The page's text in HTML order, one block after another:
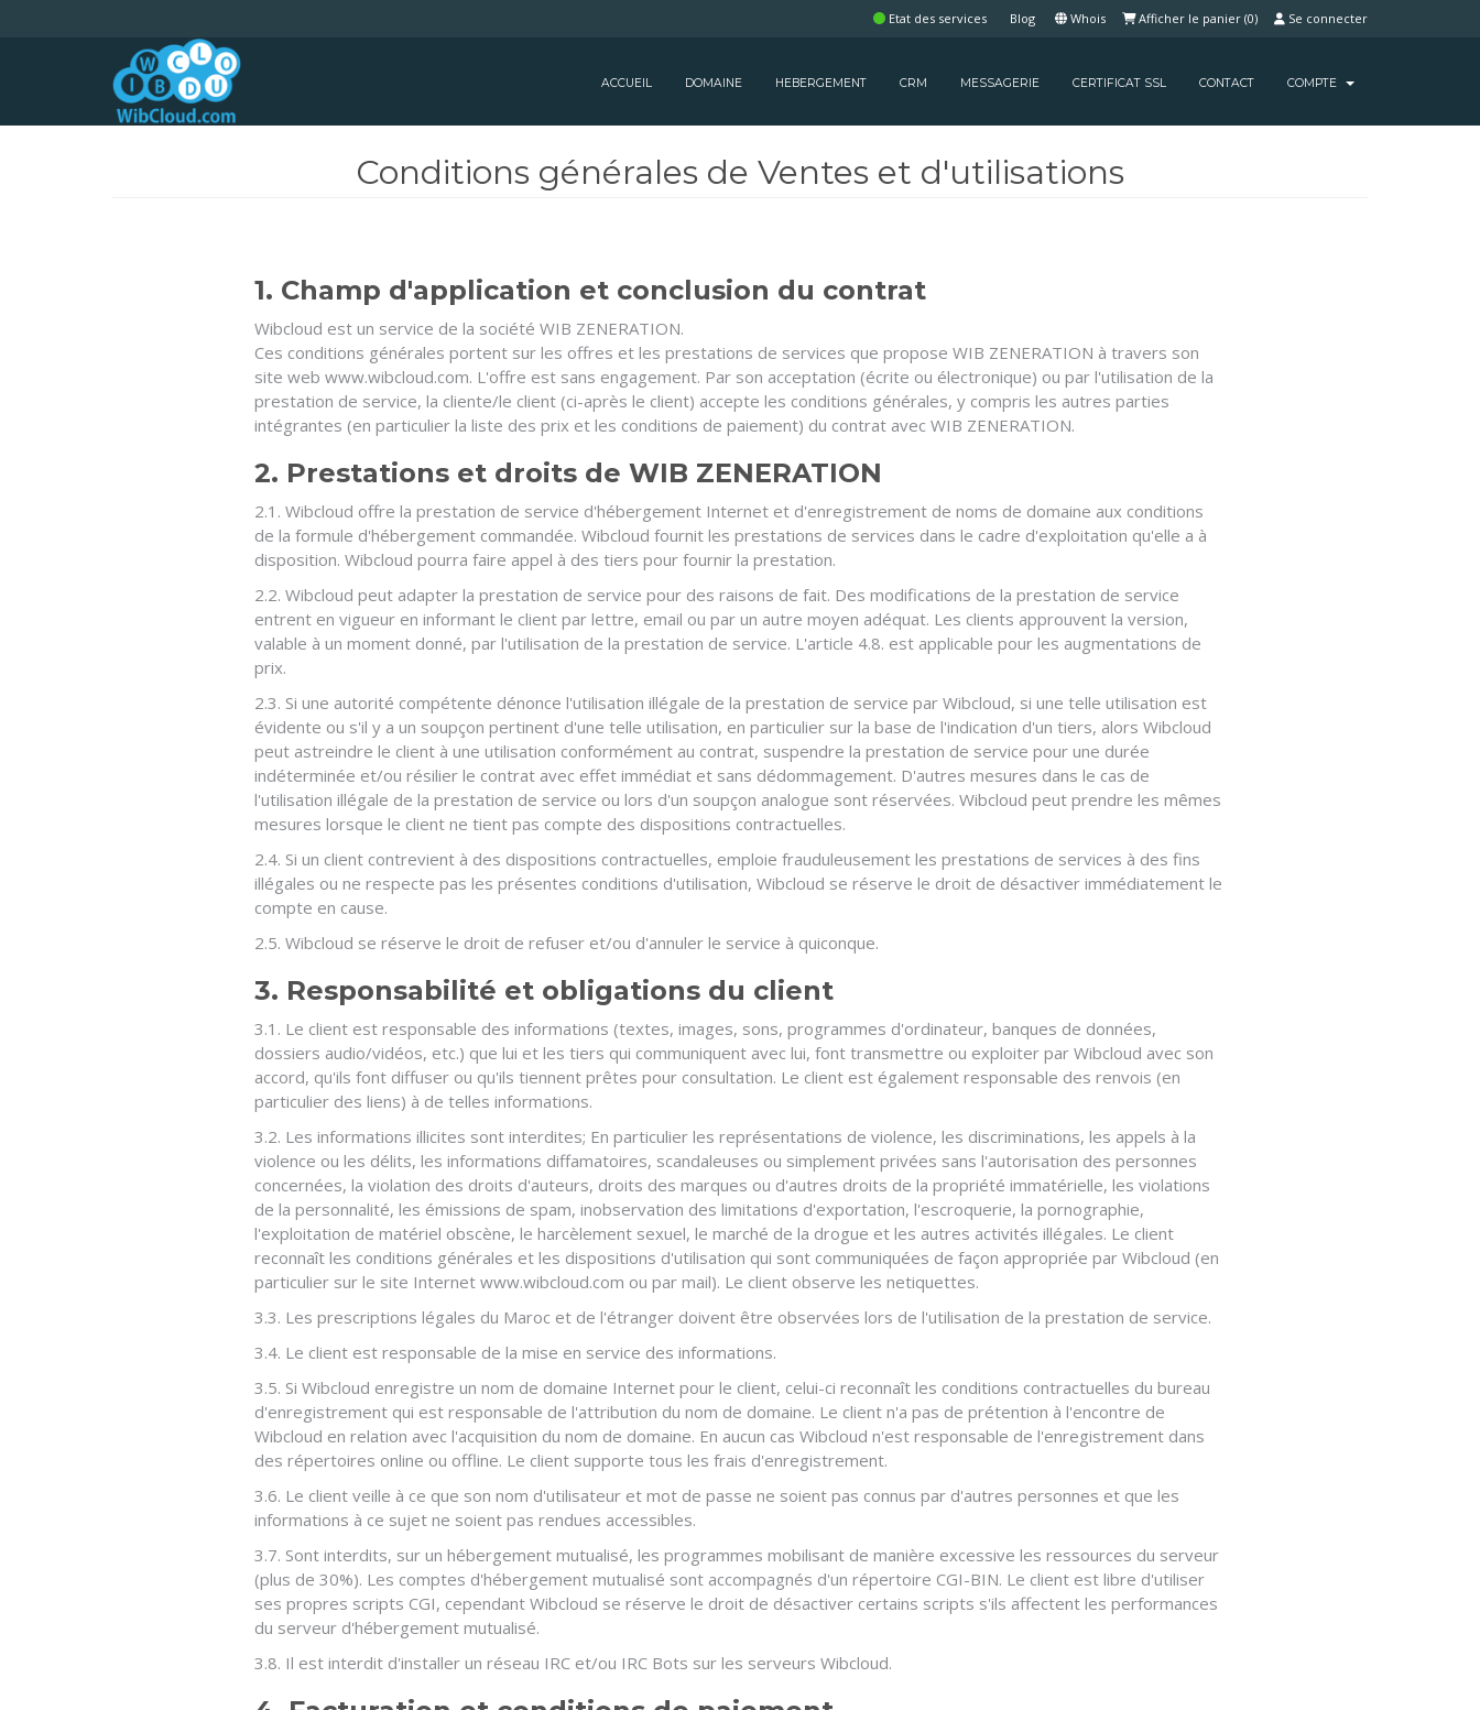
Etat des services Blog Whois Se connecter
Afficher le panier (0)
ACCUEIL DOMAINE HEBERGEMENT CRM MESSAGERIE CERTIFICAT SSL CONTACT COMPTE
Conditions générales de Ventes et d'utilisations
1. Champ d'application et conclusion du contrat
Wibcloud est un service de la société WIB ZENERATION.
Ces conditions générales portent sur les offres et les prestations de services que propose WIB ZENERATION à travers son
site web www.wibcloud.com. L'offre est sans engagement. Par son acceptation (écrite ou électronique) ou par l'utilisation de la
prestation de service, la cliente/le client (ci-après le client) accepte les conditions générales, y compris les autres parties
intégrantes (en particulier la liste des prix et les conditions de paiement) du contrat avec WIB ZENERATION.
2. Prestations et droits de WIB ZENERATION
2.1. Wibcloud offre la prestation de service d'hébergement Internet et d'enregistrement de noms de domaine aux conditions
de la formule d'hébergement commandée. Wibcloud fournit les prestations de services dans le cadre d'exploitation qu'elle a à
disposition. Wibcloud pourra faire appel à des tiers pour fournir la prestation.
2.2. Wibcloud peut adapter la prestation de service pour des raisons de fait. Des modifications de la prestation de service
entrent en vigueur en informant le client par lettre, email ou par un autre moyen adéquat. Les clients approuvent la version,
valable à un moment donné, par l'utilisation de la prestation de service. L'article 4.8. est applicable pour les augmentations de
prix.
2.3. Si une autorité compétente dénonce l'utilisation illégale de la prestation de service par Wibcloud, si une telle utilisation est
évidente ou s'il y a un soupçon pertinent d'une telle utilisation, en particulier sur la base de l'indication d'un tiers, alors Wibcloud
peut astreindre le client à une utilisation conformément au contrat, suspendre la prestation de service pour une durée
indéterminée et/ou résilier le contrat avec effet immédiat et sans dédommagement. D'autres mesures dans le cas de
l'utilisation illégale de la prestation de service ou lors d'un soupçon analogue sont réservées. Wibcloud peut prendre les mêmes
mesures lorsque le client ne tient pas compte des dispositions contractuelles.
2.4. Si un client contrevient à des dispositions contractuelles, emploie frauduleusement les prestations de services à des fins
illégales ou ne respecte pas les présentes conditions d'utilisation, Wibcloud se réserve le droit de désactiver immédiatement le
compte en cause.
2.5. Wibcloud se réserve le droit de refuser et/ou d'annuler le service à quiconque.
3. Responsabilité et obligations du client
3.1. Le client est responsable des informations (textes, images, sons, programmes d'ordinateur, banques de données,
dossiers audio/vidéos, etc.) que lui et les tiers qui communiquent avec lui, font transmettre ou exploiter par Wibcloud avec son
accord, qu'ils font diffuser ou qu'ils tiennent prêtes pour consultation. Le client est également responsable des renvois (en
particulier des liens) à de telles informations.
3.2. Les informations illicites sont interdites; En particulier les représentations de violence, les discriminations, les appels à la
violence ou les délits, les informations diffamatoires, scandaleuses ou simplement privées sans l'autorisation des personnes
concernées, la violation des droits d'auteurs, droits des marques ou d'autres droits de la propriété immatérielle, les violations
de la personnalité, les émissions de spam, inobservation des limitations d'exportation, l'escroquerie, la pornographie,
l'exploitation de matériel obscène, le harcèlement sexuel, le marché de la drogue et les autres activités illégales. Le client
reconnaît les conditions générales et les dispositions d'utilisation qui sont communiquées de façon appropriée par Wibcloud (en
particulier sur le site Internet www.wibcloud.com ou par mail). Le client observe les netiquettes.
3.3. Les prescriptions légales du Maroc et de l'étranger doivent être observées lors de l'utilisation de la prestation de service.
3.4. Le client est responsable de la mise en service des informations.
3.5. Si Wibcloud enregistre un nom de domaine Internet pour le client, celui-ci reconnaît les conditions contractuelles du bureau
d'enregistrement qui est responsable de l'attribution du nom de domaine. Le client n'a pas de prétention à l'encontre de
Wibcloud en relation avec l'acquisition du nom de domaine. En aucun cas Wibcloud n'est responsable de l'enregistrement dans
des répertoires online ou offline. Le client supporte tous les frais d'enregistrement.
3.6. Le client veille à ce que son nom d'utilisateur et mot de passe ne soient pas connus par d'autres personnes et que les
informations à ce sujet ne soient pas rendues accessibles.
3.7. Sont interdits, sur un hébergement mutualisé, les programmes mobilisant de manière excessive les ressources du serveur
(plus de 30%). Les comptes d'hébergement mutualisé sont accompagnés d'un répertoire CGI-BIN. Le client est libre d'utiliser
ses propres scripts CGI, cependant Wibcloud se réserve le droit de désactiver certains scripts s'ils affectent les performances
du serveur d'hébergement mutualisé.
3.8. Il est interdit d'installer un réseau IRC et/ou IRC Bots sur les serveurs Wibcloud.